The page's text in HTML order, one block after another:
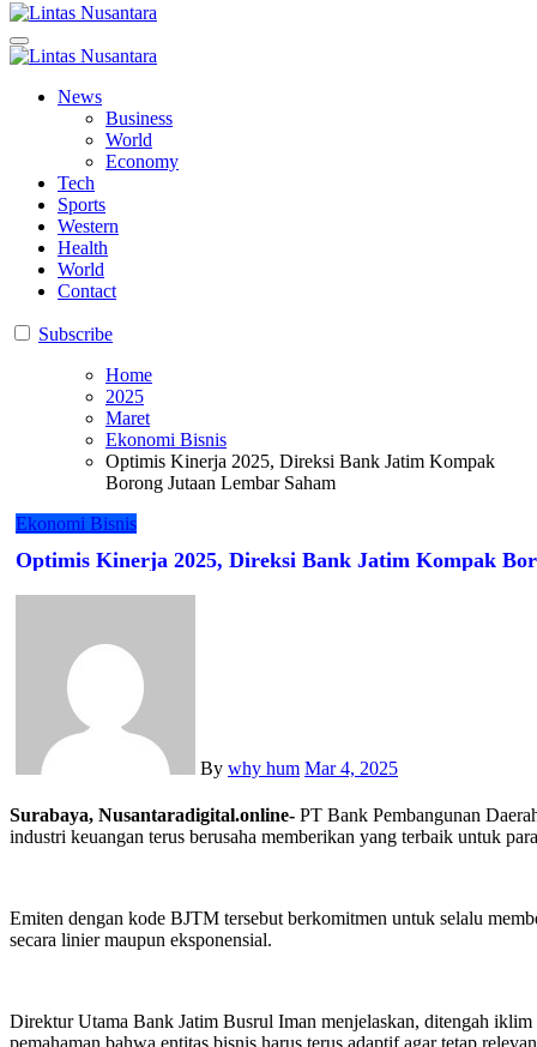
Lintas Nusantara
Membangun Bangsa Berpikir Positif
Membangun Bangsa Berpikir Positif
News
Business
World
Economy
Tech
Sports
Western
Health
World
Contact
Subscribe
Home
2025
Maret
Ekonomi Bisnis
Optimis Kinerja 2025, Direksi Bank Jatim Kompak
Borong Jutaan Lembar Saham
Ekonomi Bisnis
Optimis Kinerja 2025, Direksi Bank Jatim Kompak
By why hum Mar 4, 2025
Surabaya, Nusantaradigital.online- PT Bank Pembangunan
industri keuangan terus berusaha memberikan yang terbaik untuk
Emiten dengan kode BJTM tersebut berkomitmen untuk selalu memberikan nilai tambah, baik dari peningkatan kapasitas bisnis
secara linier maupun eksponensial.
Direktur Utama Bank Jatim Busrul Iman menjelaskan, ditengah